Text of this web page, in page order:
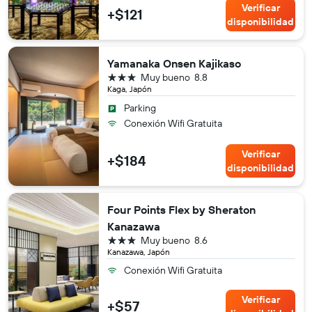
+$121
Verificar
disponibilidad
Yamanaka Onsen Kajikaso
Kaga, Japón
8.8
Muy bueno
3 estrellas
Parking
Conexión Wifi Gratuita
+$184
Verificar
disponibilidad
Four Points Flex by Sheraton
Kanazawa
Kanazawa, Japón
8.6
Muy bueno
3 estrellas
Conexión Wifi Gratuita
+$57
Verificar